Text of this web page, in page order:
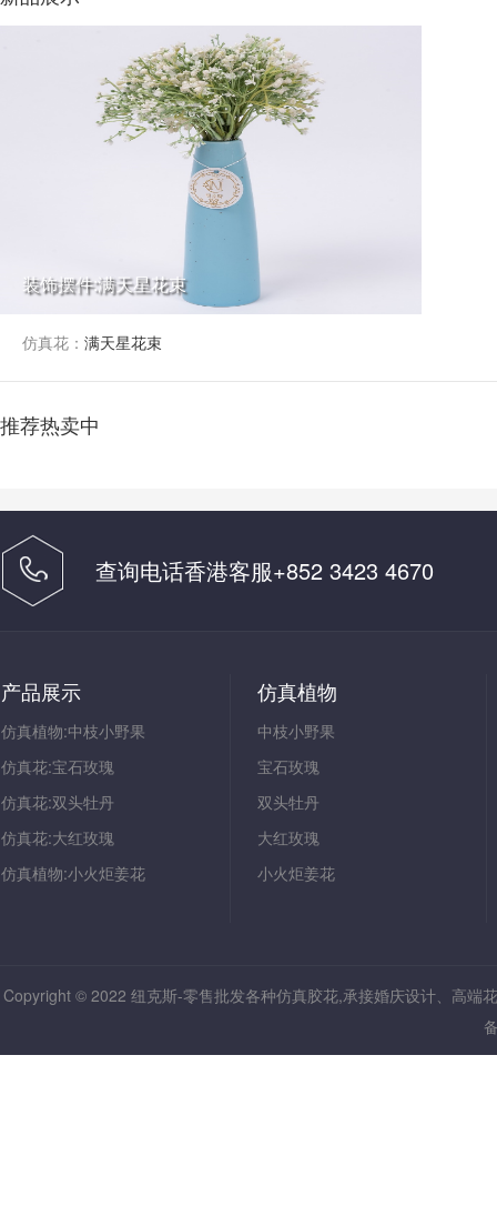
装饰摆件:满天星花束
仿真花： 满天星花束
推荐热卖中
查询电话香港客服+852 3423 4670
中国客服 18165521105
产品展示
仿真植物:中枝小野果
仿真花:宝石玫瑰
仿真花:双头牡丹
仿真花:大红玫瑰
仿真植物:小火炬姜花
仿真植物
中枝小野果
宝石玫瑰
双头牡丹
大红玫瑰
小火炬姜花
Copyright © 2022 纽克斯-零售批发各种仿真胶花,承接婚庆设计、高端